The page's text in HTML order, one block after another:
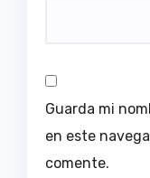
Guarda mi
en este
comente.